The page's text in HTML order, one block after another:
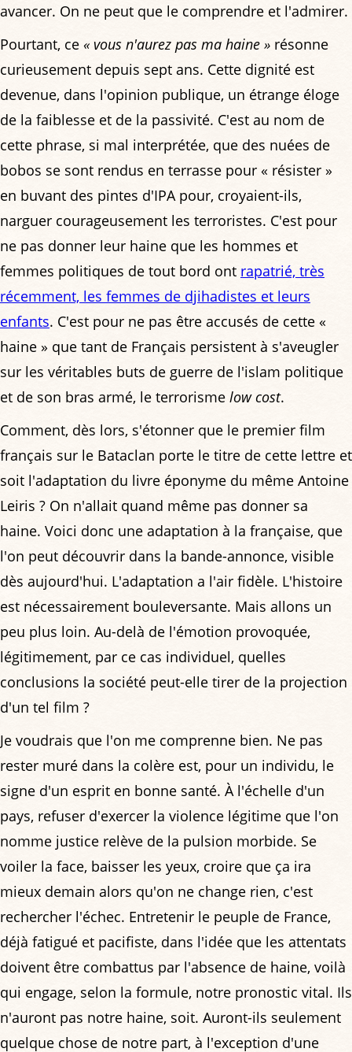
avancer. On ne peut que le comprendre et l'admirer.
Pourtant, ce « vous n'aurez pas ma haine » résonne
curieusement depuis sept ans. Cette dignité est
devenue, dans l'opinion publique, un étrange éloge
de la faiblesse et de la passivité. C'est au nom de
cette phrase, si mal interprétée, que des nuées de
bobos se sont rendus en terrasse pour « résister »
en buvant des pintes d'IPA pour, croyaient-ils,
narguer courageusement les terroristes. C'est pour
ne pas donner leur haine que les hommes et
femmes politiques de tout bord ont rapatrié, très
récemment, les femmes de djihadistes et leurs
enfants. C'est pour ne pas être accusés de cette «
haine » que tant de Français persistent à s'aveugler
sur les véritables buts de guerre de l'islam politique
et de son bras armé, le terrorisme low cost.
Comment, dès lors, s'étonner que le premier film
français sur le Bataclan porte le titre de cette lettre et
soit l'adaptation du livre éponyme du même Antoine
Leiris ? On n'allait quand même pas donner sa
haine. Voici donc une adaptation à la française, que
l'on peut découvrir dans la bande-annonce, visible
dès aujourd'hui. L'adaptation a l'air fidèle. L'histoire
est nécessairement bouleversante. Mais allons un
peu plus loin. Au-delà de l'émotion provoquée,
légitimement, par ce cas individuel, quelles
conclusions la société peut-elle tirer de la projection
d'un tel film ?
Je voudrais que l'on me comprenne bien. Ne pas
rester muré dans la colère est, pour un individu, le
signe d'un esprit en bonne santé. À l'échelle d'un
pays, refuser d'exercer la violence légitime que l'on
nomme justice relève de la pulsion morbide. Se
voiler la face, baisser les yeux, croire que ça ira
mieux demain alors qu'on ne change rien, c'est
rechercher l'échec. Entretenir le peuple de France,
déjà fatigué et pacifiste, dans l'idée que les attentats
doivent être combattus par l'absence de haine, voilà
qui engage, selon la formule, notre pronostic vital. Ils
n'auront pas notre haine, soit. Auront-ils seulement
quelque chose de notre part, à l'exception d'une